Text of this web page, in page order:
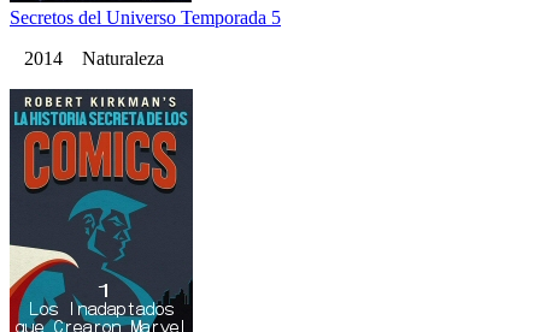
Secretos del Universo Temporada 5
2014 Naturaleza